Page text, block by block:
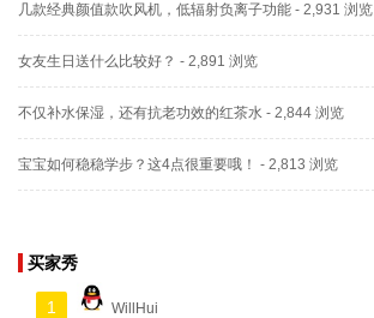
几款经典颜值款吹风机，低辐射负离子功能 - 2,931 浏览
女友生日送什么比较好？ - 2,891 浏览
不仅补水保湿，还有抗老功效的红茶水 - 2,844 浏览
宝宝如何稳稳学步？这4点很重要哦！ - 2,813 浏览
买家秀
1 WillHui